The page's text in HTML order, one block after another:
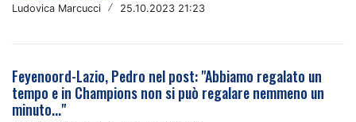
Ludovica Marcucci / 25.10.2023 21:23
Feyenoord-Lazio, Pedro nel post: "Abbiamo regalato un
tempo e in Champions non si può regalare nemmeno un
minuto..."